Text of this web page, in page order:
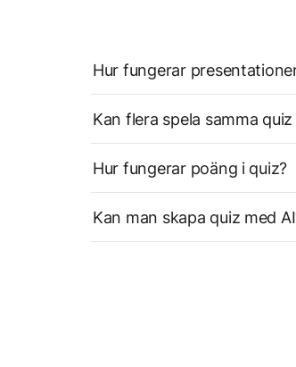
Hur fungerar
Kan flera spela samma
Hur fungerar poäng i quiz?
Kan man skapa quiz med